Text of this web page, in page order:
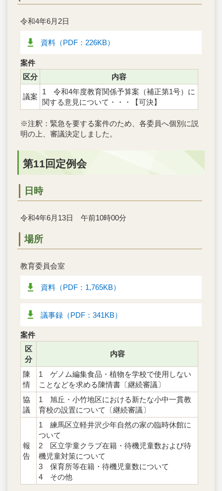
令和4年6月2日
資料（PDF：226KB）
案件
区分
内容
議案
1 令和4年度教育関係予算案（補正第1号）に
関する意見について・・・【可決】
※注釈：緊急を要する案件のため、各委員へ個別に説
明の上、審議決定しました。
第11回定例会
日時
令和4年6月13日 午前10時00分
場所
教育委員会室
資料（PDF：1,765KB）
議事録（PDF：341KB）
案件
区
分
内容
陳
情
1 ゲノム編集食品・植物を学校で使用しない
ことなどを求める陳情書〔継続審議〕
協
議
1 旭丘・小竹地区における新たな小中一貫教
育校の設置について〔継続審議〕
報
告
1 練馬区立軽井沢少年自然の家の臨時休館に
ついて
2 区立学童クラブ在籍・待機児童数および待
機児童対策について
3 保育所等在籍・待機児童数について
4 その他